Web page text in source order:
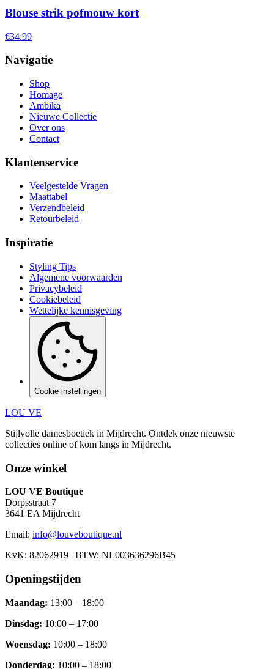
Blouse strik pofmouw kort
€34.99
Navigatie
Shop
Homage
Ambika
Nieuwe Collectie
Over ons
Contact
Klantenservice
Veelgestelde Vragen
Maattabel
Verzendbeleid
Retourbeleid
Inspiratie
Styling Tips
Algemene voorwaarden
Privacybeleid
Cookiebeleid
Wettelijke kennisgeving
Cookie instellingen
LOU VE
Stijlvolle damesboetiek in Mijdrecht. Ontdek onze nieuwste
collecties online of kom langs in Mijdrecht.
Onze winkel
LOU VE Boutique
Dorpsstraat 7
3641 EA Mijdrecht
Email: info@louveboutique.nl
KvK: 82062919 | BTW: NL003636296B45
Openingstijden
Maandag: 13:00 – 18:00
Dinsdag: 10:00 – 17:00
Woensdag: 10:00 – 18:00
Donderdag: 10:00 – 18:00